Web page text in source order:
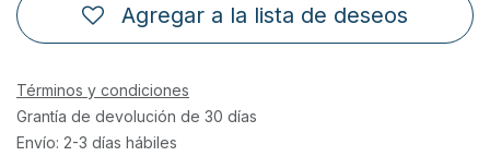
Agregar a la lista de deseos
Términos y condiciones
Grantía de devolución de 30 días
Envío: 2-3 días hábiles